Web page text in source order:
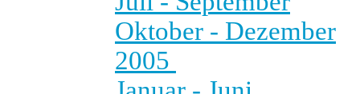
Oktober - Dezember
2005